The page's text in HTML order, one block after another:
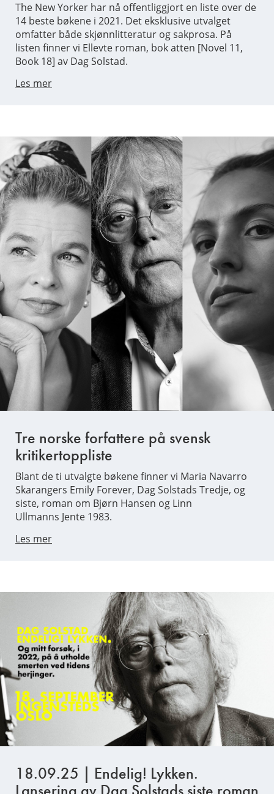
The New Yorker har nå offentliggjort en liste over de
14 beste bøkene i 2021. Det eksklusive utvalget
omfatter både skjønnlitteratur og sakprosa. På
listen finner vi Ellevte roman, bok atten [Novel 11,
Book 18] av Dag Solstad.
Les mer
Tre norske forfattere på svensk
kritikertoppliste
Blant de ti utvalgte bøkene finner vi Maria Navarro
Skarangers Emily Forever, Dag Solstads Tredje, og
siste, roman om Bjørn Hansen og Linn
Ullmanns Jente 1983.
Les mer
18.09.25 | Endelig! Lykken.